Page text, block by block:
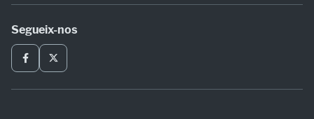
Segueix-nos